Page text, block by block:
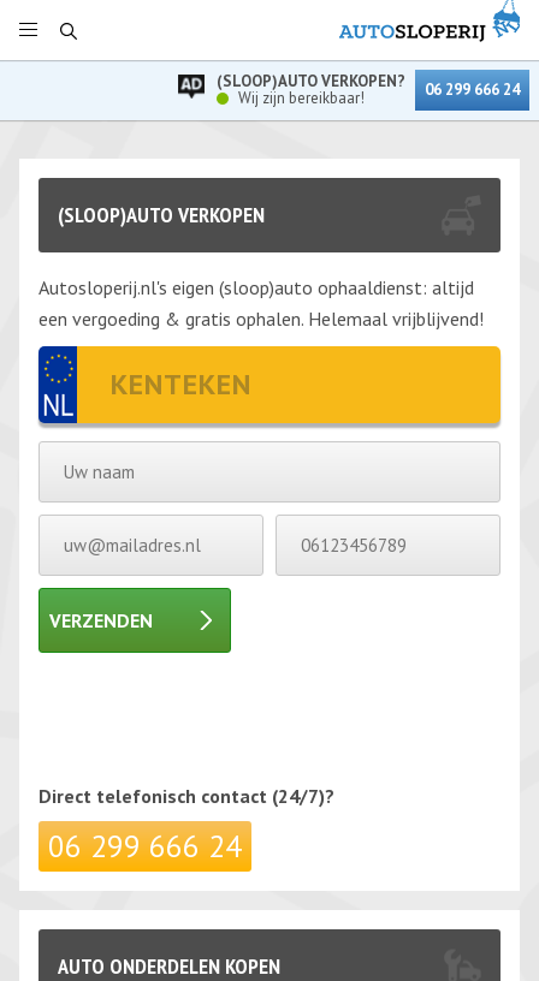
(SLOOP)AUTO VERKOPEN?
Wij zijn bereikbaar!
06 299 666 24
(SLOOP)AUTO VERKOPEN
Autosloperij.nl's eigen (sloop)auto ophaaldienst: altijd
een vergoeding & gratis ophalen. Helemaal vrijblijvend!
VERZENDEN
Direct telefonisch contact (24/7)?
06 299 666 24
AUTO ONDERDELEN KOPEN